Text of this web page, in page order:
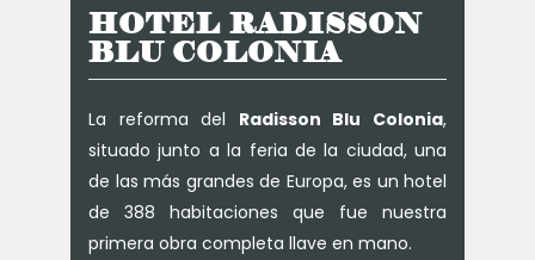
HOTEL RADISSON
BLU COLONIA
La reforma del Radisson Blu Colonia,
situado junto a la feria de la ciudad, una
de las más grandes de Europa, es un hotel
de 388 habitaciones que fue nuestra
primera obra completa llave en mano.